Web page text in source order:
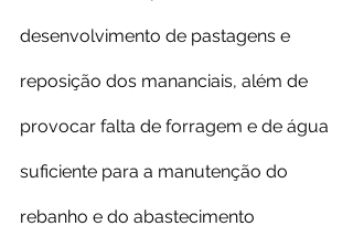
desenvolvimento de pastagens e
reposição dos mananciais, além de
provocar falta de forragem e de água
suficiente para a manutenção do
rebanho e do abastecimento